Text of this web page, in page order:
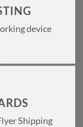
device
Shipping